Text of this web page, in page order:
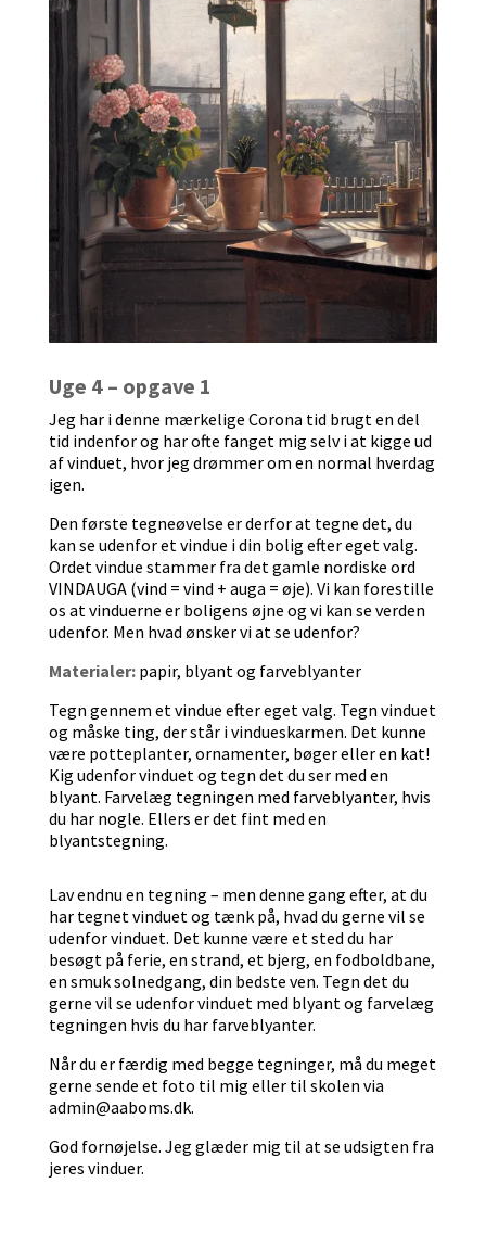
Uge 4 – opgave 1
Jeg har i denne mærkelige Corona tid brugt en del
tid indenfor og har ofte fanget mig selv i at kigge ud
af vinduet, hvor jeg drømmer om en normal hverdag
igen.
Den første tegneøvelse er derfor at tegne det, du
kan se udenfor et vindue i din bolig efter eget valg.
Ordet vindue stammer fra det gamle nordiske ord
VINDAUGA (vind = vind + auga = øje). Vi kan forestille
os at vinduerne er boligens øjne og vi kan se verden
udenfor. Men hvad ønsker vi at se udenfor?
Materialer:papir, blyant og farveblyanter
Tegn gennem et vindue efter eget valg. Tegn vinduet
og måske ting, der står i vindueskarmen. Det kunne
være potteplanter, ornamenter, bøger eller en kat!
Kig udenfor vinduet og tegn det du ser med en
blyant. Farvelæg tegningen med farveblyanter, hvis
du har nogle. Ellers er det fint med en
blyantstegning.
Lav endnu en tegning – men denne gang efter, at du
har tegnet vinduet og tænk på, hvad du gerne vil se
udenfor vinduet. Det kunne være et sted du har
besøgt på ferie, en strand, et bjerg, en fodboldbane,
en smuk solnedgang, din bedste ven. Tegn det du
gerne vil se udenfor vinduet med blyant og farvelæg
tegningen hvis du har farveblyanter.
Når du er færdig med begge tegninger, må du meget
gerne sende et foto til mig eller til skolen via
admin@aaboms.dk.
God fornøjelse. Jeg glæder mig til at se udsigten fra
jeres vinduer.